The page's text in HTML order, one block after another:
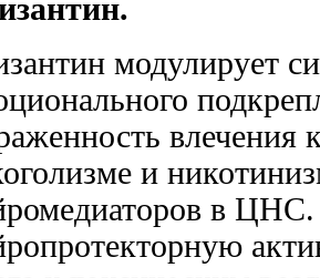
модулирует
влечения
и
в ЦНС.